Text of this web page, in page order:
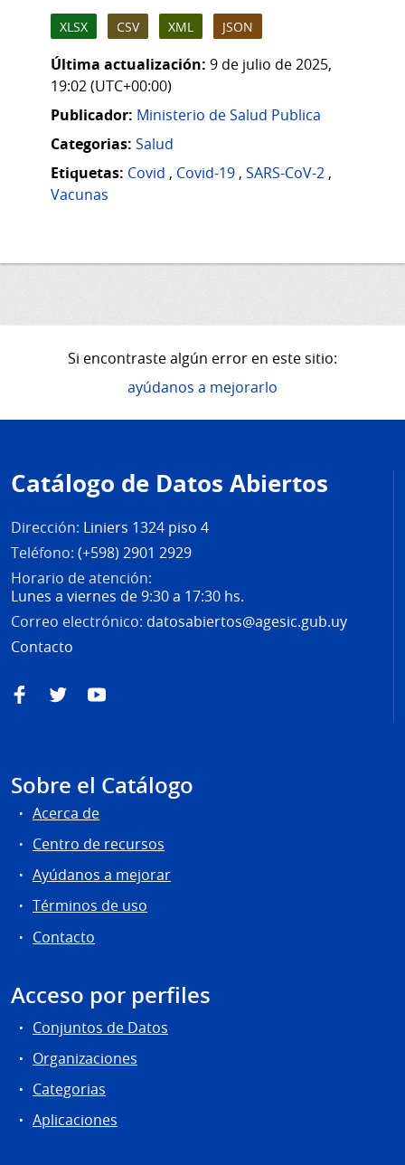
XLSX CSV XML JSON
Última actualización: 9 de julio de 2025,
19:02 (UTC+00:00)
Publicador: Ministerio de Salud Publica
Categorias: Salud
Etiquetas: Covid , Covid-19 , SARS-CoV-2 ,
Vacunas
Si encontraste algún error en este sitio:
ayúdanos a mejorarlo
de
página
Catálogo de Datos Abiertos
Dirección: Liniers 1324 piso 4
Teléfono: (+598) 2901 2929
Horario de atención:
Lunes a viernes de 9:30 a 17:30 hs.
Correo electrónico: datosabiertos@agesic.gub.uy
Contacto
FacebookTwitterYouTube
Sobre el Catálogo
Acerca de
Centro de recursos
Ayúdanos a mejorar
Términos de uso
Contacto
Acceso por perfiles
Conjuntos de Datos
Organizaciones
Categorias
Aplicaciones